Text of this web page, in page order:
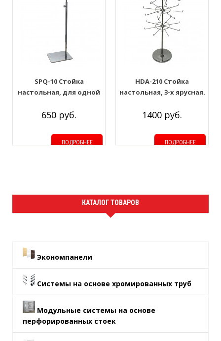
SPQ-10 Стойка
настольная, для одной
650 руб.
ПОДРОБНЕЕ
HDA-210 Стойка
настольная, 3-х ярусная.
1400 руб.
ПОДРОБНЕЕ
КАТАЛОГ ТОВАРОВ
Экономпанели
Системы на основе хромированных труб
Модульные системы на основе
перфорированных стоек